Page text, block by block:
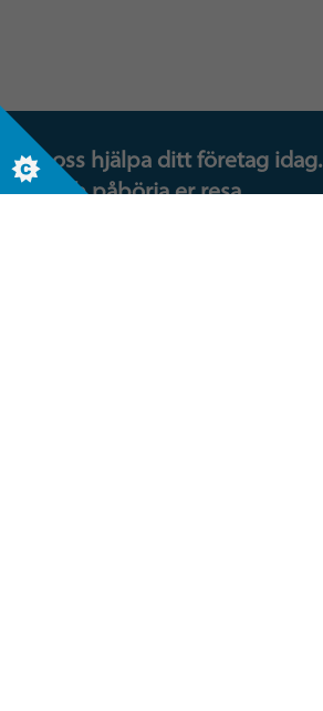
Låt oss hjälpa ditt företag
nu och påbörja er resa.